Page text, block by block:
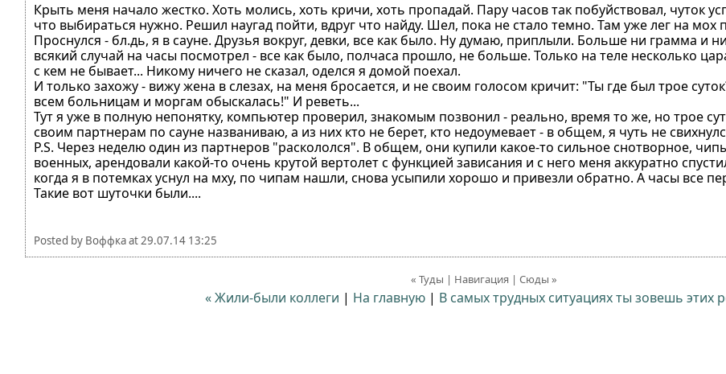
Крыть меня начало жестко. Хоть молись, хоть кричи, хоть пропадай. Пару часов так побуйствовал, чуток
что выбираться нужно. Решил наугад пойти, вдруг что найду. Шел, пока не стало темно. Там уже лег на мох
Проснулся - бл.дь, я в сауне. Друзья вокруг, девки, все как было. Ну думаю, приплыли. Больше ни грамма и
всякий случай на часы посмотрел - все как было, полчаса прошло, не больше. Только на теле несколько
с кем не бывает... Никому ничего не сказал, оделся я домой поехал.
И только захожу - вижу жена в слезах, на меня бросается, и не своим голосом кричит: "Ты где был трое
всем больницам и моргам обыскалась!" И реветь...
Тут я уже в полную непонятку, компьютер проверил, знакомым позвонил - реально, время то же, но трое
своим партнерам по сауне названиваю, а из них кто не берет, кто недоумевает - в общем, я чуть не
P.S. Через неделю один из партнеров "раскололся". В общем, они купили какое-то сильное снотворное,
военных, арендовали какой-то очень крутой вертолет с функцией зависания и с него меня аккуратно
когда я в потемках уснул на мху, по чипам нашли, снова усыпили хорошо и привезли обратно. А часы все
Такие вот шуточки были....
Posted by Воффкаat29.07.14 13:25
« Туды | Навигация | Сюды »
« Жили-были коллеги | На главную| В самых трудных ситуациях ты зовешь этих